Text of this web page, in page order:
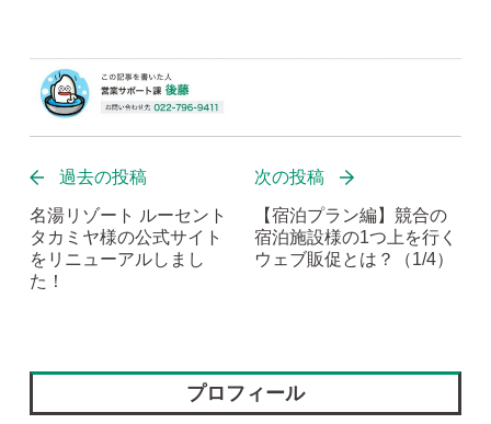
過去の投稿
名湯リゾート ルーセント
タカミヤ様の公式サイト
をリニューアルしまし
た！
次の投稿
【宿泊プラン編】競合の
宿泊施設様の1つ上を行く
ウェブ販促とは？（1/4）
プロフィール